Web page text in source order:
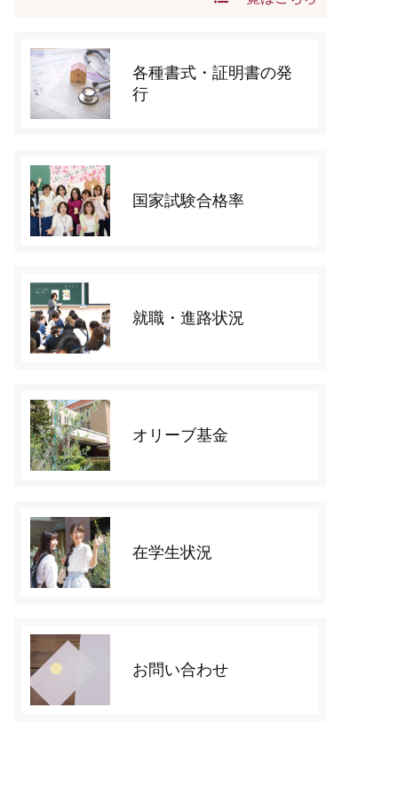
各種書式・証明書の発
行
国家試験合格率
就職・進路状況
オリーブ基金
在学生状況
お問い合わせ